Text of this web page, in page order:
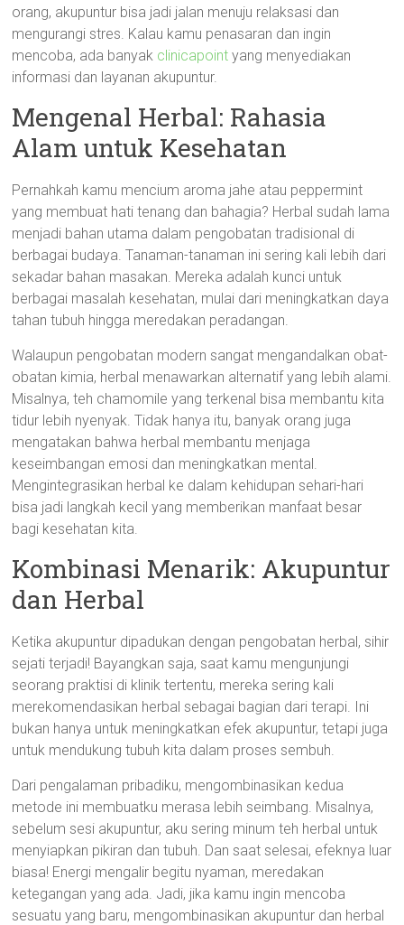
orang, akupuntur bisa jadi jalan menuju relaksasi dan
mengurangi stres. Kalau kamu penasaran dan ingin
mencoba, ada banyak clinicapoint yang menyediakan
informasi dan layanan akupuntur.
Mengenal Herbal: Rahasia
Alam untuk Kesehatan
Pernahkah kamu mencium aroma jahe atau peppermint
yang membuat hati tenang dan bahagia? Herbal sudah lama
menjadi bahan utama dalam pengobatan tradisional di
berbagai budaya. Tanaman-tanaman ini sering kali lebih dari
sekadar bahan masakan. Mereka adalah kunci untuk
berbagai masalah kesehatan, mulai dari meningkatkan daya
tahan tubuh hingga meredakan peradangan.
Walaupun pengobatan modern sangat mengandalkan obat-
obatan kimia, herbal menawarkan alternatif yang lebih alami.
Misalnya, teh chamomile yang terkenal bisa membantu kita
tidur lebih nyenyak. Tidak hanya itu, banyak orang juga
mengatakan bahwa herbal membantu menjaga
keseimbangan emosi dan meningkatkan mental.
Mengintegrasikan herbal ke dalam kehidupan sehari-hari
bisa jadi langkah kecil yang memberikan manfaat besar
bagi kesehatan kita.
Kombinasi Menarik: Akupuntur
dan Herbal
Ketika akupuntur dipadukan dengan pengobatan herbal, sihir
sejati terjadi! Bayangkan saja, saat kamu mengunjungi
seorang praktisi di klinik tertentu, mereka sering kali
merekomendasikan herbal sebagai bagian dari terapi. Ini
bukan hanya untuk meningkatkan efek akupuntur, tetapi juga
untuk mendukung tubuh kita dalam proses sembuh.
Dari pengalaman pribadiku, mengombinasikan kedua
metode ini membuatku merasa lebih seimbang. Misalnya,
sebelum sesi akupuntur, aku sering minum teh herbal untuk
menyiapkan pikiran dan tubuh. Dan saat selesai, efeknya luar
biasa! Energi mengalir begitu nyaman, meredakan
ketegangan yang ada. Jadi, jika kamu ingin mencoba
sesuatu yang baru, mengombinasikan akupuntur dan herbal